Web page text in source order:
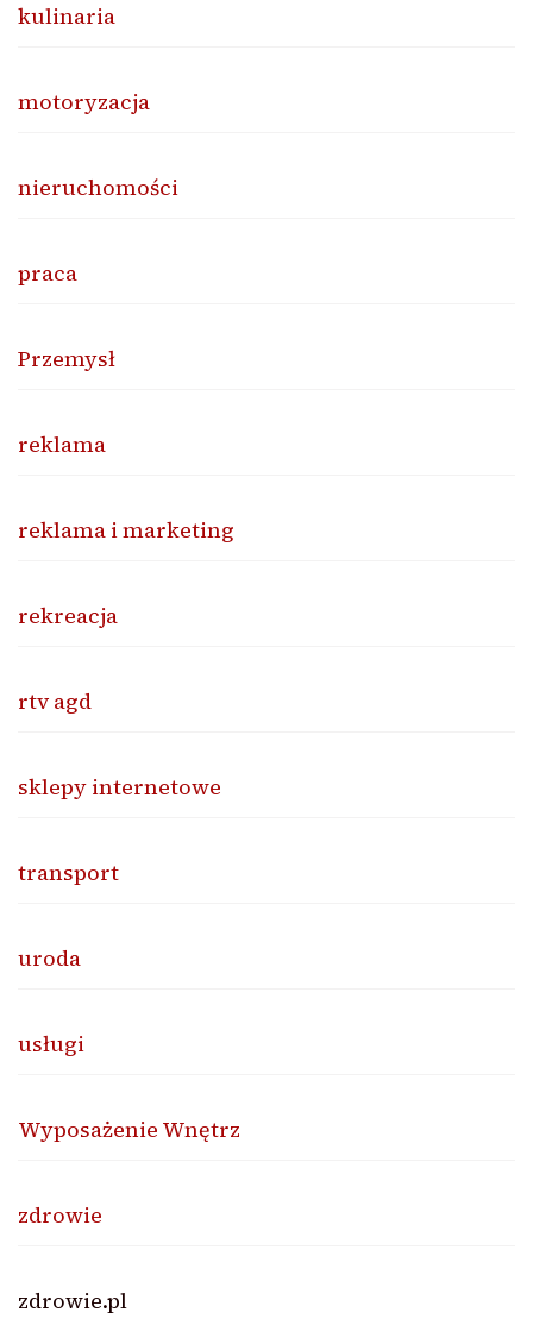
kulinaria
motoryzacja
nieruchomości
praca
Przemysł
reklama
reklama i marketing
rekreacja
rtv agd
sklepy internetowe
transport
uroda
usługi
Wyposażenie Wnętrz
zdrowie
zdrowie.pl